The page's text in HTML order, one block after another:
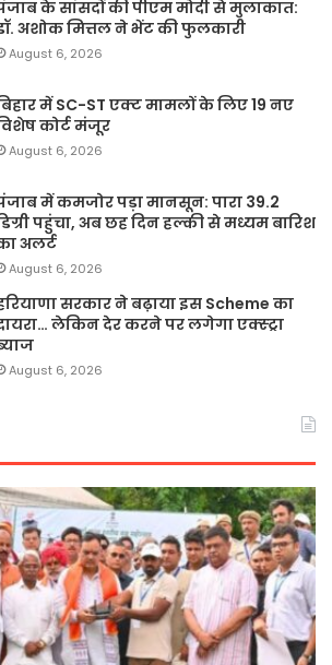
के सांसदों की पीएम मोदी से मुलाकात:
अशोक मित्तल ने भेंट की फुलकारी
August 6, 2026
में SC-ST एक्ट मामलों के लिए 19 नए
कोर्ट मंजूर
August 6, 2026
में कमजोर पड़ा मानसून: पारा 39.2
पहुंचा, अब छह दिन हल्की से मध्यम बारिश
अलर्ट
August 6, 2026
सरकार ने बढ़ाया इस Scheme का
लेकिन देर करने पर लगेगा एक्स्ट्रा
August 6, 2026